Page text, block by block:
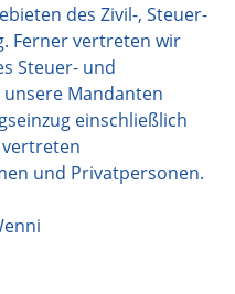
des Zivil-, Steuer-
Ferner vertreten wir
Steuer- und
Mandanten
einschließlich
und Privatpersonen.